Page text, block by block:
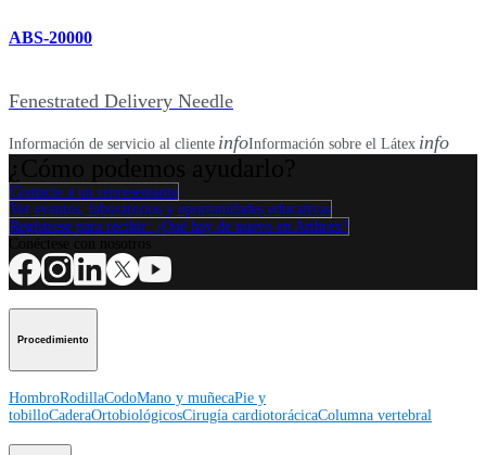
ABS-20000
Fenestrated Delivery Needle
Información de servicio al cliente infoInformación sobre el Látex info
Contacte a un representante
Ver eventos, laboratorios y oportunidades educativas
Regístrese para recibir: ¿Qué hay de nuevo en Arthrex?
Procedimiento
HombroRodillaCodoMano y muñecaPie y
tobilloCaderaOrtobiológicosCirugía cardiotorácicaColumna vertebral